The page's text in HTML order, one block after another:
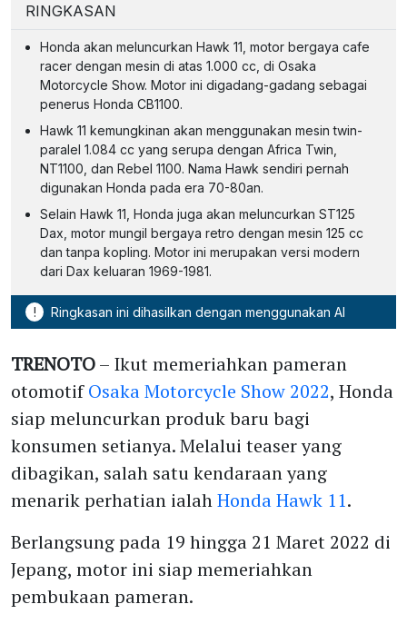
RINGKASAN
Honda akan meluncurkan Hawk 11, motor bergaya cafe
racer dengan mesin di atas 1.000 cc, di Osaka
Motorcycle Show. Motor ini digadang-gadang sebagai
penerus Honda CB1100.
Hawk 11 kemungkinan akan menggunakan mesin twin-
paralel 1.084 cc yang serupa dengan Africa Twin,
NT1100, dan Rebel 1100. Nama Hawk sendiri pernah
digunakan Honda pada era 70-80an.
Selain Hawk 11, Honda juga akan meluncurkan ST125
Dax, motor mungil bergaya retro dengan mesin 125 cc
dan tanpa kopling. Motor ini merupakan versi modern
dari Dax keluaran 1969-1981.
! Ringkasan ini dihasilkan dengan menggunakan AI
TRENOTO– Ikut memeriahkan pameran
otomotifOsaka Motorcycle Show 2022, Honda
siap meluncurkan produk baru bagi
konsumen setianya. Melalui teaser yang
dibagikan, salah satu kendaraan yang
menarik perhatian ialahHonda Hawk 11.
Berlangsung pada 19 hingga 21 Maret 2022 di
Jepang, motor ini siap memeriahkan
pembukaan pameran.